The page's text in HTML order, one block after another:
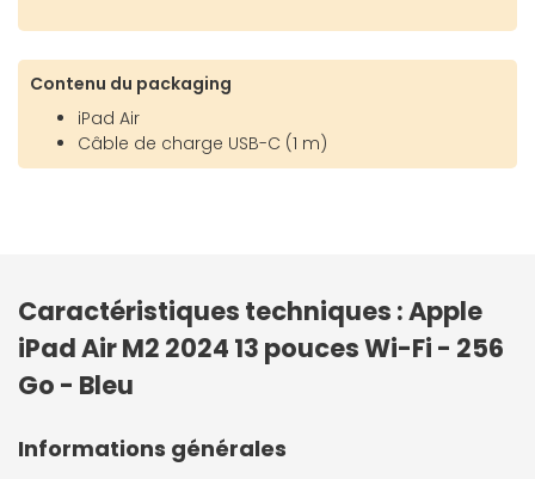
Contenu du packaging
iPad Air
Câble de charge USB-C (1 m)
Caractéristiques techniques : Apple
iPad Air M2 2024 13 pouces Wi-Fi - 256
Go - Bleu
Informations générales